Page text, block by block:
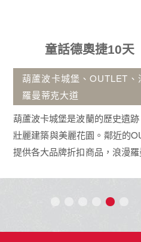
童話德奧捷10天
葫蘆波卡城堡、OUTLET、
羅曼蒂克大道
葫蘆波卡城堡是波蘭的歷史遺
壯麗建築與美麗花園。鄰近的
提供各大品牌折扣商品，浪漫